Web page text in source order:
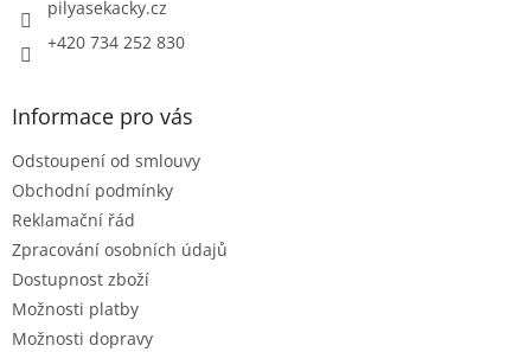
pilyasekacky.cz
+420 734 252 830
Informace pro vás
Odstoupení od smlouvy
Obchodní podmínky
Reklamační řád
Zpracování osobních údajů
Dostupnost zboží
Možnosti platby
Možnosti dopravy